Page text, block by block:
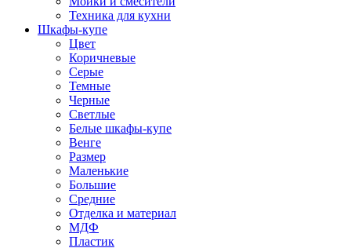
Техника для кухни
Шкафы-купе
Цвет
Коричневые
Серые
Темные
Черные
Светлые
Белые шкафы-купе
Венге
Размер
Маленькие
Большие
Средние
Отделка и материал
МДФ
Пластик